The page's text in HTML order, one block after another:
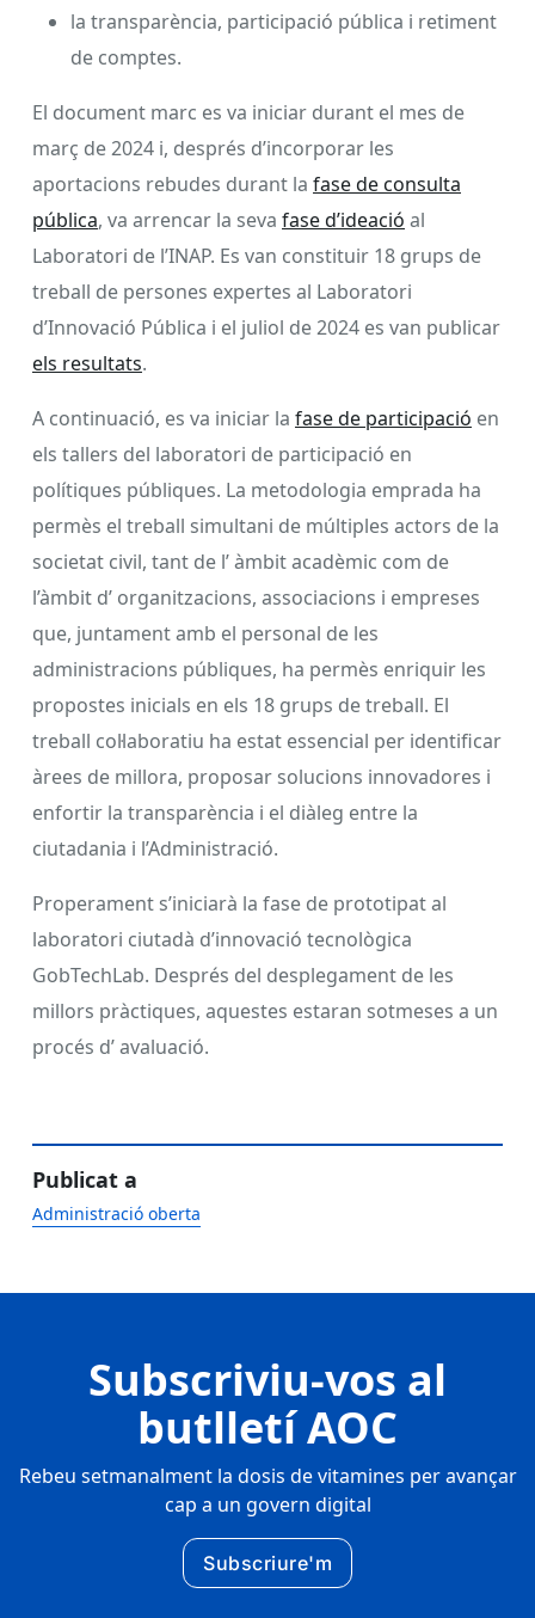
la transparència, participació pública i retiment
de comptes.
El document marc es va iniciar durant el mes de
març de 2024 i, després d’incorporar les
aportacions rebudes durant la fase de consulta
pública, va arrencar la seva fase d’ideació al
Laboratori de l’INAP. Es van constituir 18 grups de
treball de persones expertes al Laboratori
d’Innovació Pública i el juliol de 2024 es van publicar
els resultats.
A continuació, es va iniciar la fase de participació en
els tallers del laboratori de participació en
polítiques públiques. La metodologia emprada ha
permès el treball simultani de múltiples actors de la
societat civil, tant de l’ àmbit acadèmic com de
l’àmbit d’ organitzacions, associacions i empreses
que, juntament amb el personal de les
administracions públiques, ha permès enriquir les
propostes inicials en els 18 grups de treball. El
treball col·laboratiu ha estat essencial per identificar
àrees de millora, proposar solucions innovadores i
enfortir la transparència i el diàleg entre la
ciutadania i l’Administració.
Properament s’iniciarà la fase de prototipat al
laboratori ciutadà d’innovació tecnològica
GobTechLab. Després del desplegament de les
millors pràctiques, aquestes estaran sotmeses a un
procés d’ avaluació.
Publicat a
Administració oberta
Subscriviu-vos al
butlletí AOC
Rebeu setmanalment la dosis de vitamines per avançar
cap a un govern digital
Subscriure'm